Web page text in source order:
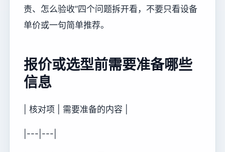
责、怎么验收”四个问题拆开看，不要只看设备
单价或一句简单推荐。
报价或选型前需要准备哪些
信息
| 核对项 | 需要准备的内容 |
|---|---|